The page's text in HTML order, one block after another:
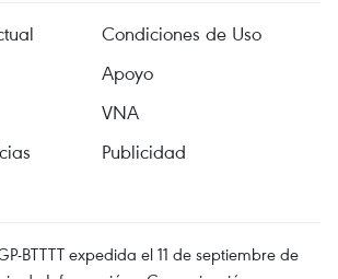
Condiciones de Uso
Apoyo
VNA
Publicidad
BTTTT expedida el 11 de septiembre de